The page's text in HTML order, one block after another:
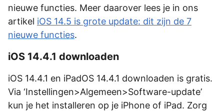
nieuwe functies. Meer daarover lees je in ons
artikel iOS 14.5 is grote update: dit zijn de 7
nieuwe functies.
iOS 14.4.1 downloaden
iOS 14.4.1 en iPadOS 14.4.1 downloaden is gratis.
Via ‘Instellingen>Algemeen>Software-update’
kun je het installeren op je iPhone of iPad. Zorg